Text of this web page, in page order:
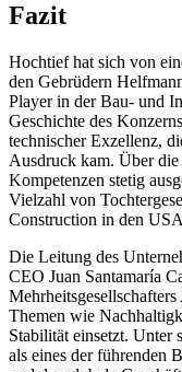
Fazit
Hochtief hat sich von
den Gebrüdern
Player in der Bau- und
Geschichte des
technischer Exzellenz,
Ausdruck kam. Über
Kompetenzen stetig
Vielzahl von
Construction in den
Die Leitung des
CEO Juan Santamaría
Themen wie
Stabilität einsetzt. Unter
als eines der führenden